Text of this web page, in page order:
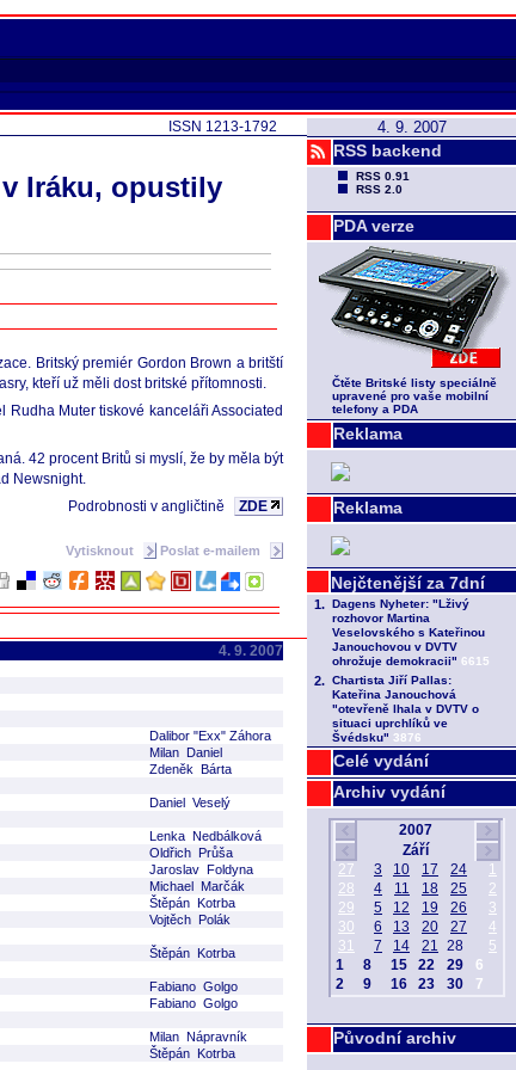
4. 9. 2007
RSS backend
RSS 0.91
RSS 2.0
PDA verze
Čtěte Britské listy speciálně
upravené pro vaše mobilní
telefony a PDA
Reklama
Reklama
Celé vydání
Archiv vydání
Původní archiv
ISSN 1213-1792
Iráku, opustily
Britský premiér Gordon Brown a britští
kteří už měli dost britské přítomnosti.
Muter tiskové kanceláři Associated
42 procent Britů si myslí, že by měla být
Newsnight.
Podrobnosti v angličtině
ZDE
Vytisknout Poslat e-mailem
4. 9. 2007
Dalibor "Exx" Záhora
Milan Daniel
Zdeněk Bárta
Daniel Veselý
Lenka Nedbálková
Oldřich Průša
Jaroslav Foldyna
Michael Marčák
Štěpán Kotrba
Vojtěch Polák
Štěpán Kotrba
Fabiano Golgo
Fabiano Golgo
Milan Nápravník
Štěpán Kotrba